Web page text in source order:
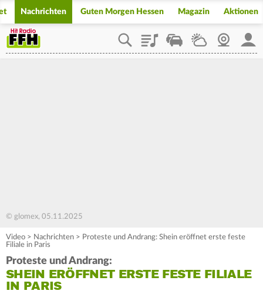
Nachrichten Guten Morgen Hessen Magazin Aktionen
PlaylistStaupilotWetterWebcam
© glomex, 05.11.2025
Video > Nachrichten > Proteste und Andrang: Shein eröffnet erste feste
Filiale in Paris
Proteste und Andrang:
SHEIN ERÖFFNET ERSTE FESTE FILIALE
IN PARIS